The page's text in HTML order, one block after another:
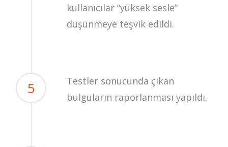
kullanıcılar “yüksek sesle”
düşünmeye teşvik edildi.
5
Testler sonucunda çıkan
bulguların raporlanması yapıldı.